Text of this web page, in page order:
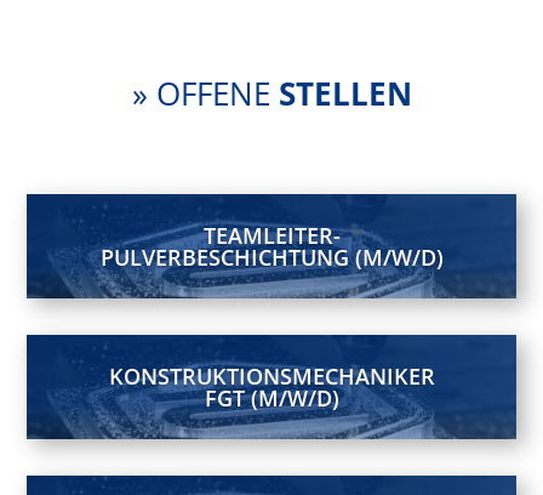
» OFFENE STELLEN
TEAMLEITER-
PULVERBESCHICHTUNG (M/W/D)
KONSTRUKTIONSMECHANIKER
FGT (M/W/D)